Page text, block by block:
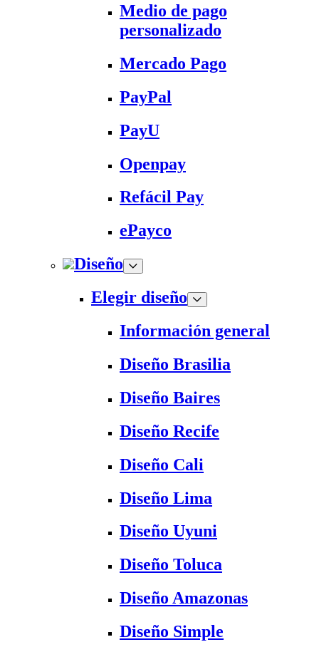
Medio de pago
personalizado
Mercado Pago
PayPal
PayU
Openpay
Refácil Pay
ePayco
Diseño
Elegir diseño
Información general
Diseño Brasilia
Diseño Baires
Diseño Recife
Diseño Cali
Diseño Lima
Diseño Uyuni
Diseño Toluca
Diseño Amazonas
Diseño Simple